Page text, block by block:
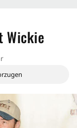
Wickie